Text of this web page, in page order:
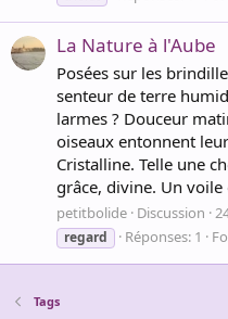
La Nature à l'Aube
Posées sur les
senteur de terre
larmes ? Douceur
oiseaux entonnent
Cristalline. Telle une
grâce, divine. Un voile
petitbolide Discussion
regard
Réponses: 1
Tags